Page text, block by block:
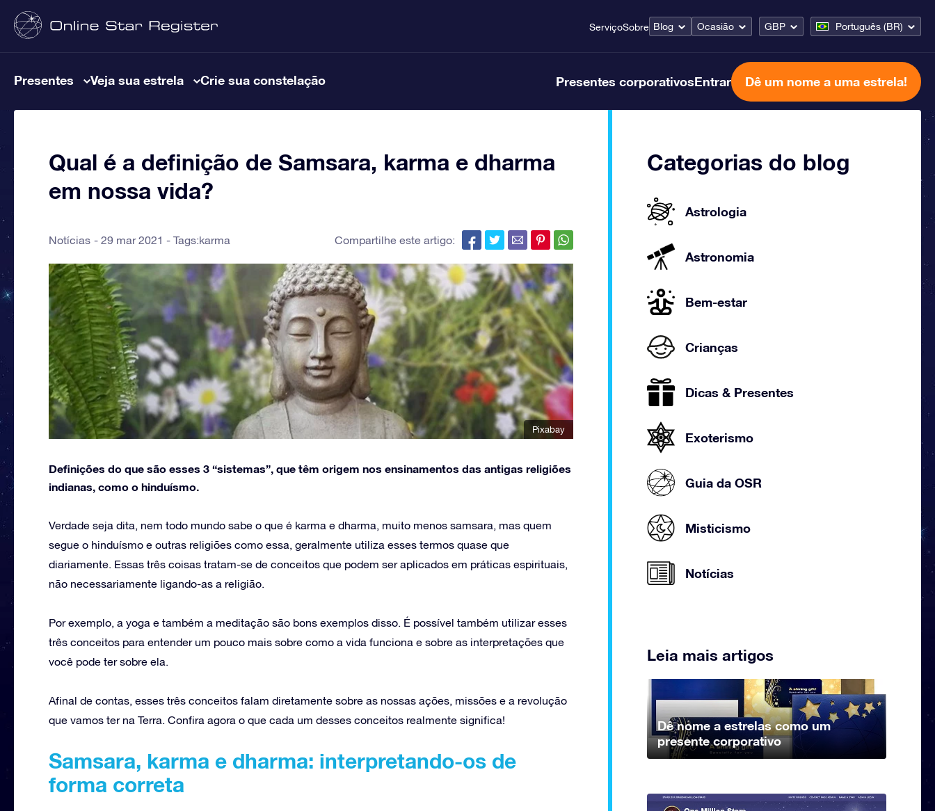
ServiçoSobre Blog Ocasião GBP Português (BR)
Presentes Veja sua estrela Crie sua constelação Presentes corporativosEntrar Dê um nome a uma estrela!
Qual é a definição de Samsara, karma e dharma
em nossa vida?
Notícias 29 mar 2021 - Tags:karma Compartilhe este artigo:
Pixabay
Definições do que são esses 3 “sistemas”, que têm origem nos ensinamentos das antigas religiões
indianas, como o hinduísmo.
Verdade seja dita, nem todo mundo sabe o que é karma e dharma, muito menos samsara, mas quem
segue o hinduísmo e outras religiões como essa, geralmente utiliza esses termos quase que
diariamente. Essas três coisas tratam-se de conceitos que podem ser aplicados em práticas espirituais,
não necessariamente ligando-as a religião.
Por exemplo, a yoga e também a meditação são bons exemplos disso. É possível também utilizar esses
três conceitos para entender um pouco mais sobre como a vida funciona e sobre as interpretações que
você pode ter sobre ela.
Afinal de contas, esses três conceitos falam diretamente sobre as nossas ações, missões e a revolução
que vamos ter na Terra. Confira agora o que cada um desses conceitos realmente significa!
Samsara, karma e dharma: interpretando-os de
forma correta
Categorias do blog
Astrologia
Astronomia
Bem-estar
Crianças
Dicas & Presentes
Exoterismo
Guia da OSR
Misticismo
Notícias
Leia mais artigos
Dê nome a estrelas como um
presente corporativo